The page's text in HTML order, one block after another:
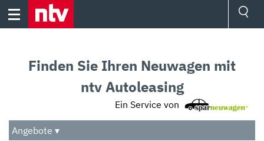
Skip
Audio
Das Beste
Finden Sie Ihren Neuwagen mit
ntv Autoleasing
Ein Service von
Angebote ▾